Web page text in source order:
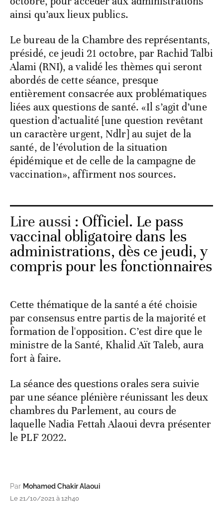
ainsi qu’aux lieux publics.
Le bureau de la Chambre des représentants,
présidé, ce jeudi 21 octobre, par Rachid Talbi
Alami (RNI), a validé les thèmes qui seront
abordés de cette séance, presque
entièrement consacrée aux problématiques
liées aux questions de santé. «Il s’agit d’une
question d’actualité [une question revêtant
un caractère urgent, Ndlr] au sujet de la
santé, de l’évolution de la situation
épidémique et de celle de la campagne de
vaccination», affirment nos sources.
Lire aussi : Officiel. Le pass
vaccinal obligatoire dans les
administrations, dès ce jeudi, y
compris pour les fonctionnaires
Cette thématique de la santé a été choisie
par consensus entre partis de la majorité et
formation de l'opposition. C’est dire que le
ministre de la Santé, Khalid Aït Taleb, aura
fort à faire.
La séance des questions orales sera suivie
par une séance plénière réunissant les deux
chambres du Parlement, au cours de
laquelle Nadia Fettah Alaoui devra présenter
le PLF 2022.
Par Mohamed Chakir Alaoui
Le 21/10/2021 à 12h40